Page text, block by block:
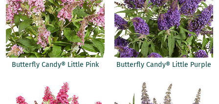
Butterfly Candy® Little Pink Butterfly Candy® Little Purple